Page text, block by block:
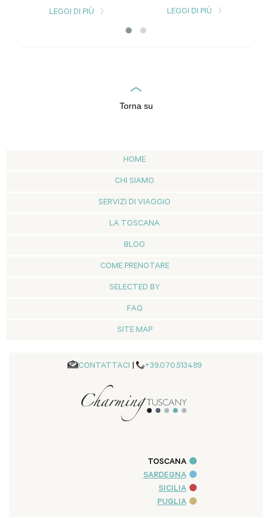
LEGGI DI PIÙ LEGGI DI PIÙ
Torna su
HOME
CHI SIAMO
SERVIZI DI VIAGGIO
LA TOSCANA
BLOG
COME PRENOTARE
SELECTED BY
FAQ
SITE MAP
CONTATTACI | +39.070.513489
TOSCANA
SARDEGNA
SICILIA
PUGLIA